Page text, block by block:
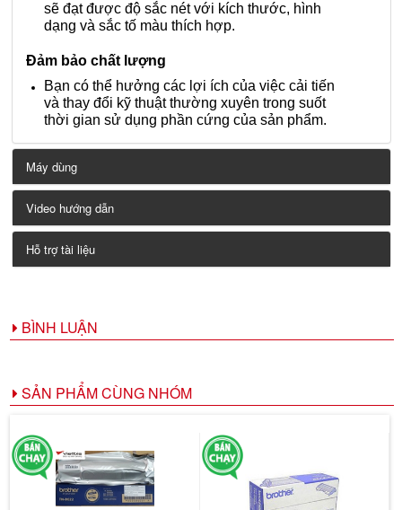
sẽ đạt được độ sắc nét với kích thước, hình
dạng và sắc tố màu thích hợp.
Đảm bảo chất lượng
Bạn có thể hưởng các lợi ích của việc cải tiến
và thay đổi kỹ thuật thường xuyên trong suốt
thời gian sử dụng phần cứng của sản phẩm.
Máy dùng
Video hướng dẫn
Hỗ trợ tài liệu
BÌNH LUẬN
SẢN PHẨM CÙNG NHÓM